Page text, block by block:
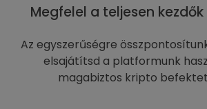
Megfelel a teljesen
Az egyszerűségre
elsajátítsd a platformunk
magabiztos kripto